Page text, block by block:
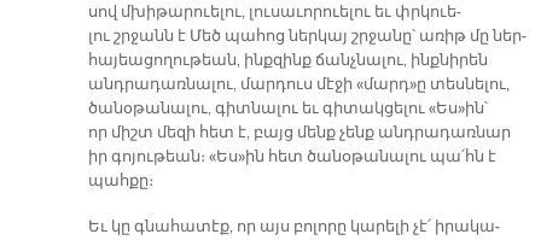
սով մխի­թա­րուե­լու, լու­սա­ւո­րուե­լու եւ փրկուե­
լու շրջանն է Մեծ պա­հոց ներ­կայ շրջա­նը՝ ա­ռիթ մը ներ­
հա­յեա­ցո­ղու­թեան, ինք­զինք ճանչ­նա­լու, ինք­նի­րեն
անդ­րա­դառ­նա­լու, մար­դուս մէ­ջի «մարդ»ը տես­նե­լու,
ծա­նօ­թա­նա­լու, գիտ­նա­լու եւ գի­տակ­ցե­լու «Ես»ին՝
որ միշտ մե­զի հետ է, բայց մենք չենք անդ­րա­դառ­նար
իր գո­յու­թեան։ «Ես»ին հետ ծա­նօ­թա­նա­լու պա՛հն է
պահ­քը։
Եւ կը գնա­հա­տէք, որ այս բո­լո­րը կա­րե­լի չէ՛ ի­րա­կա­